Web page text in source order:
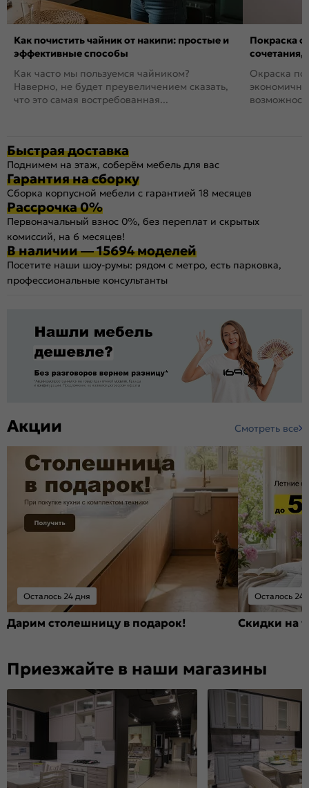
Как почистить чайник от накипи: простые и
эффективные способы
Как часто мы пользуемся чайником?
Наверно, не будет преувеличением сказать,
что это самая востребованная...
Покраска
сочетания,
Окраска
Быстрая доставка
Поднимем на этаж, соберём мебель для вас
Гарантия на сборку
Сборка корпусной мебели с гарантией 18 месяцев
Рассрочка 0%
Первоначальный взнос 0%, без переплат и скрытых
комиссий, на 6 месяцев!
В наличии — 15694 моделей
Посетите наши шоу-румы: рядом с метро, есть парковка,
профессиональные консультанты
Акции Смотреть все
Осталось 24 дня
Дарим столешницу в подарок!
Осталось 24
Скидки на
Приезжайте в наши магазины